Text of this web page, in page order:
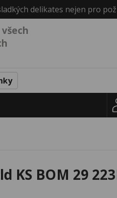
delikates nejen pro
KS BOM 29